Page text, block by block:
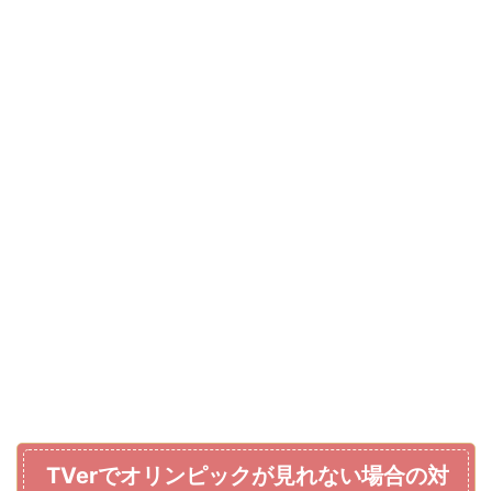
TVerでオリンピックが見れない場合の対